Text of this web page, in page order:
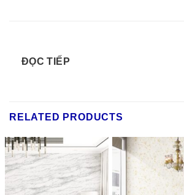
ĐỌC TIẾP
RELATED PRODUCTS